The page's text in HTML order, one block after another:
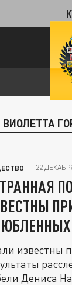
ВИОЛЕТТА
22
известны
Дениса